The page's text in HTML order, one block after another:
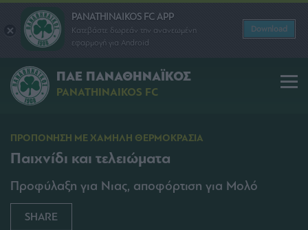
PANATHINAIKOS FC APP
Κατεβάστε δωρεάν την ανανεωμένη
εφαρμογή για Android
Download
ΠΑΕ ΠΑΝΑΘΗΝΑΪΚΟΣ
PANATHINAIKOS FC
ΠΡΟΠΟΝΗΣΗ ΜΕ ΧΑΜΗΛΗ ΘΕΡΜΟΚΡΑΣΙΑ
Παιχνίδι και τελειώματα
Προφύλαξη για Νιας, αποφόρτιση για Μολό
SHARE